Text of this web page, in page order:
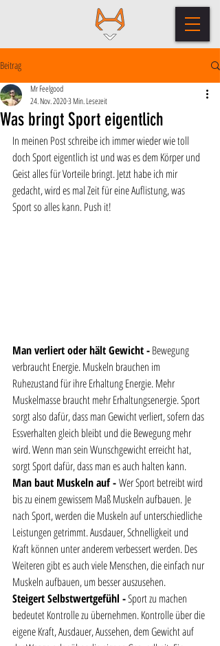
Beitrag
Was bringt Sport eigentlich
Mr Feelgood
24. Nov. 20203 Min. Lesezeit
In meinen Post schreibe ich immer wieder wie toll
doch Sport eigentlich ist und was es dem Körper und
Geist alles für Vorteile bringt. Jetzt habe ich mir
gedacht, wird es mal Zeit für eine Auflistung, was
Sport so alles kann. Push it!
Man verliert oder hält Gewicht - Bewegung
verbraucht Energie. Muskeln brauchen im
Ruhezustand für ihre Erhaltung Energie. Mehr
Muskelmasse braucht mehr Erhaltungsenergie. Sport
sorgt also dafür, dass man Gewicht verliert, sofern das
Essverhalten gleich bleibt und die Bewegung mehr
wird. Wenn man sein Wunschgewicht erreicht hat,
sorgt Sport dafür, dass man es auch halten kann.
Man baut Muskeln auf - Wer Sport betreibt wird
bis zu einem gewissem Maß Muskeln aufbauen. Je
nach Sport, werden die Muskeln auf unterschiedliche
Leistungen getrimmt. Ausdauer, Schnelligkeit und
Kraft können unter anderem verbessert werden. Des
Weiteren gibt es auch viele Menschen, die einfach nur
Muskeln aufbauen, um besser auszusehen.
Steigert Selbstwertgefühl - Sport zu machen
bedeutet Kontrolle zu übernehmen. Kontrolle über die
eigene Kraft, Ausdauer, Aussehen, dem Gewicht auf